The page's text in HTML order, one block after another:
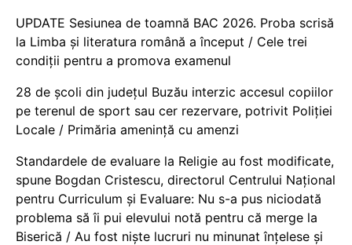
UPDATE Sesiunea de toamnă BAC 2026. Proba scrisă
la Limba și literatura română a început / Cele trei
condiții pentru a promova examenul
28 de școli din județul Buzău interzic accesul copiilor
pe terenul de sport sau cer rezervare, potrivit Poliției
Locale / Primăria amenință cu amenzi
Standardele de evaluare la Religie au fost modificate,
spune Bogdan Cristescu, directorul Centrului Național
pentru Curriculum și Evaluare: Nu s-a pus niciodată
problema să îi pui elevului notă pentru că merge la
Biserică / Au fost niște lucruri nu minunat înțelese și